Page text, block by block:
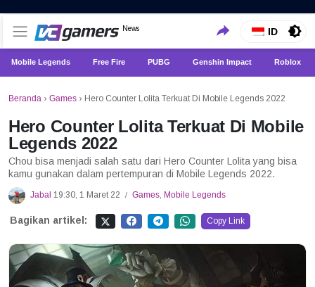
VCGamers News
News
Dapatkan Berita Games Terbaru Hanya di VCGamers
ID
Mobile Legends Free Fire PUBG Genshin Impact Roblox
Beranda › Games › Hero Counter Lolita Terkuat Di Mobile Legends 2022
Hero Counter Lolita Terkuat Di Mobile
Legends 2022
Chou bisa menjadi salah satu dari Hero Counter Lolita yang bisa
kamu gunakan dalam pertempuran di Mobile Legends 2022.
Jabal 19:30, 1 Maret 22 / Games, Mobile Legends
Bagikan artikel: Copy Link